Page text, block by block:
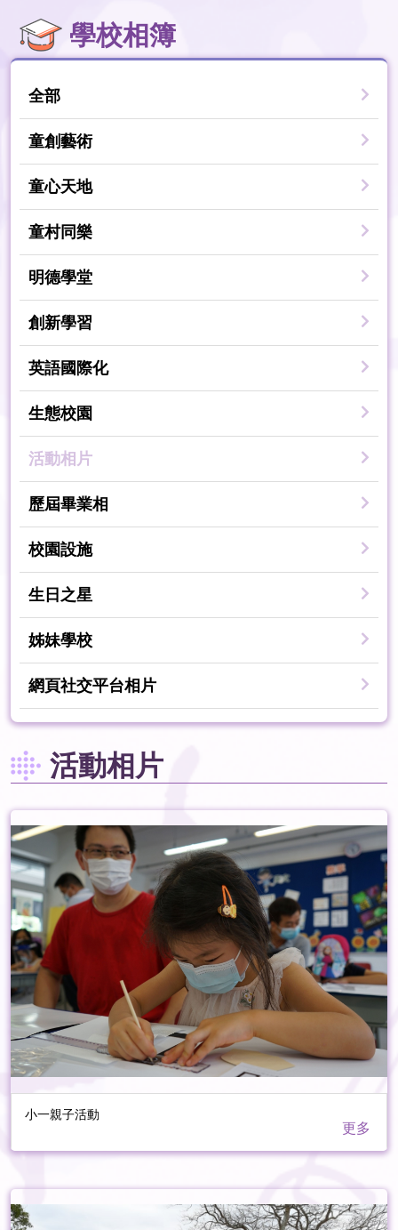
學校相簿
全部
童創藝術
童心天地
童村同樂
明德學堂
創新學習
英語國際化
生態校園
活動相片
歷屆畢業相
校園設施
生日之星
姊妹學校
網頁社交平台相片
活動相片
小一親子活動
更多